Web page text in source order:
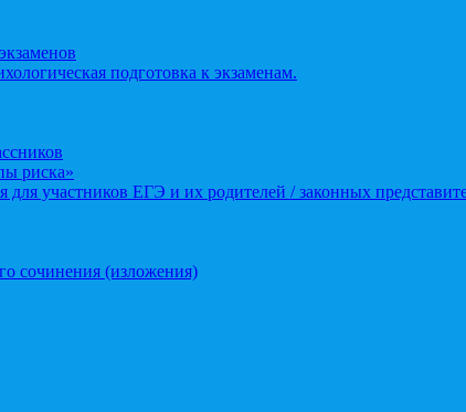
подготовка к экзаменам.
риска»
участников ЕГЭ и их родителей / законных
сочинения (изложения)